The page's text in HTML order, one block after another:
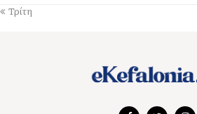
22:40
Πέθανε ο ηθοποιός Νίκος
Τραχονίων της Άτρου στα Ανδρεολάτα
Τρίτη